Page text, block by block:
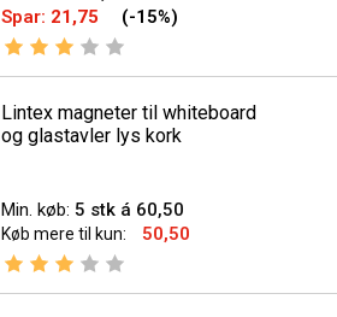
Spar: 21,75 (-15%)
Vurdering:
Lintex magneter til whiteboard
og glastavler lys kork
Min. køb: 5 stk á 60,50
Køb mere til kun: 50,50
Vurdering: